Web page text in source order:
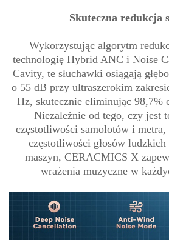
Skuteczna redukcja
Wykorzystując algorytm
technologię Hybrid ANC i Noise
Cavity, te słuchawki osiągają
o 55 dB przy ultraszerokim
Hz, skutecznie eliminując 98,7%
Niezależnie od tego, czy jest
częstotliwości samolotów i metra,
częstotliwości głosów
maszyn, CERACMICS X
wrażenia muzyczne w